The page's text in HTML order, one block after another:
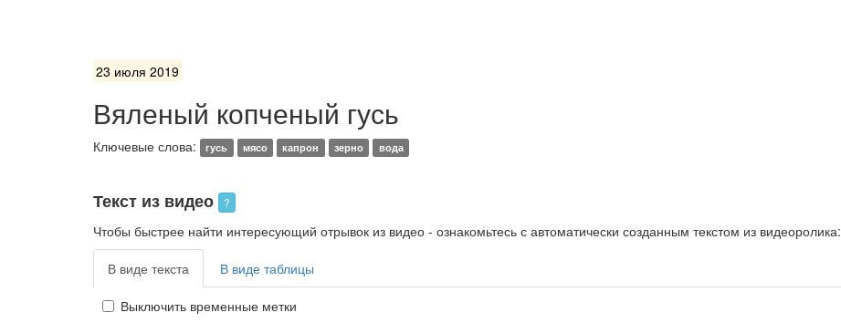
23 июля 2019
Вяленый копченый гусь
Ключевые слова: гусь мясо капрон зерно вода
Текст из видео ?
Чтобы быстрее найти интересующий отрывок из видео - ознакомьтесь с автоматически созданным текстом из видеоролика:
В виде текста В виде таблицы
Выключить временные метки